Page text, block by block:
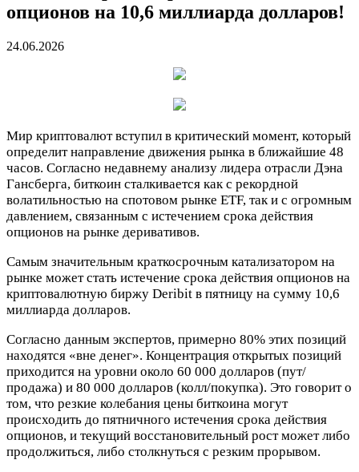
опционов на 10,6 миллиарда долларов!
24.06.2026
Мир криптовалют вступил в критический момент, который
определит направление движения рынка в ближайшие 48
часов. Согласно недавнему анализу лидера отрасли Дэна
Гансберга, биткоин сталкивается как с рекордной
волатильностью на спотовом рынке ETF, так и с огромным
давлением, связанным с истечением срока действия
опционов на рынке деривативов.
Самым значительным краткосрочным катализатором на
рынке может стать истечение срока действия опционов на
криптовалютную биржу Deribit в пятницу на сумму 10,6
миллиарда долларов.
Согласно данным экспертов, примерно 80% этих позиций
находятся «вне денег». Концентрация открытых позиций
приходится на уровни около 60 000 долларов (пут/
продажа) и 80 000 долларов (колл/покупка). Это говорит о
том, что резкие колебания цены биткоина могут
происходить до пятничного истечения срока действия
опционов, и текущий восстановительный рост может либо
продолжиться, либо столкнуться с резким прорывом.